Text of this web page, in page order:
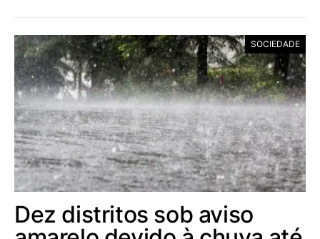
SOCIEDADE
Dez distritos sob aviso